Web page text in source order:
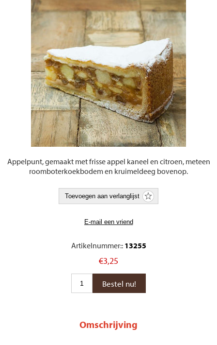
Appelpunt, gemaakt met frisse appel kaneel en citroen, meteen
roomboterkoekbodem en kruimeldeeg bovenop.
Artikelnummer:: 13255
€3,25
Omschrijving